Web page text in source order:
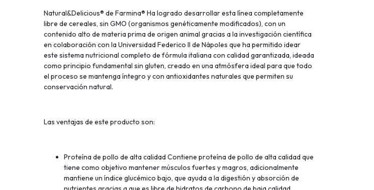
Natural&Delicious® de Farmina® Ha logrado desarrollar esta línea completamente
libre de cereales, sin GMO (organismos genéticamente modificados), con un
contenido alto de materia prima de origen animal gracias a la investigación científica
en colaboración con la Universidad Federico II de Nápoles que ha permitido idear
este sistema nutricional completo de fórmula italiana con calidad garantizada, ideada
como principio fundamental sin gluten, creado en una atmósfera ideal para que todo
el proceso se mantenga íntegro y con antioxidantes naturales que permiten su
conservación natural.
Las ventajas de este producto son:
Proteína de pollo de alta calidad Contiene proteína de pollo de alta calidad que
tiene como objetivo mantener músculos fuertes y magros, adicionalmente
mantiene un índice glucémico bajo, que ayuda a la digestión y absorción de